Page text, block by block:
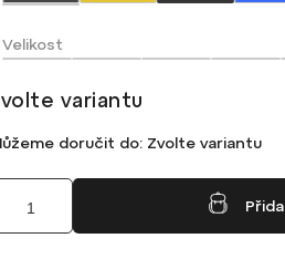
Velikost
variantu
doručit do: Zvolte variantu